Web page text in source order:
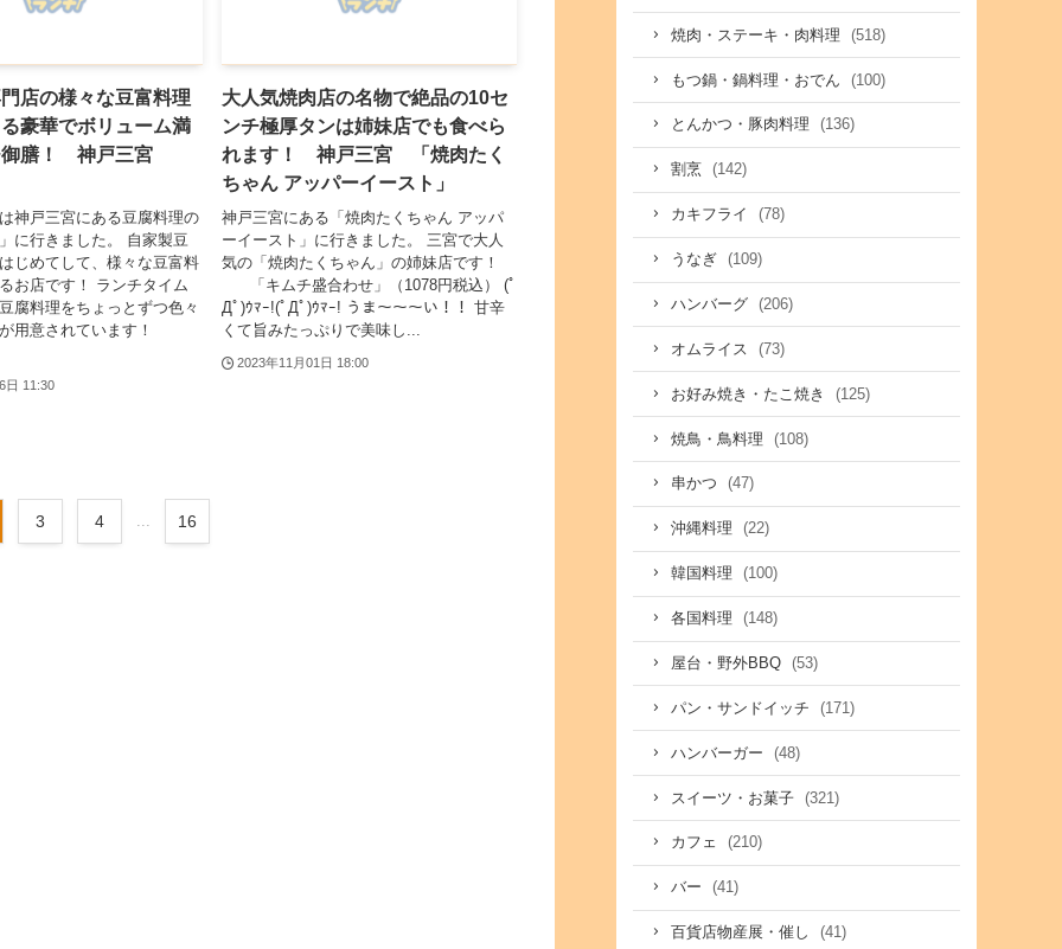
店の様々な豆富料理
豪華でボリューム満
御膳！ 神戸三宮
神戸三宮にある豆腐料理の
に行きました。 自家製豆
じめてして、様々な豆富料
お店です！ ランチタイム
腐料理をちょっとずつ色々
用意されています！
日 11:30
大人気焼肉店の名物で絶品の10セ
ンチ極厚タンは姉妹店でも食べら
れます！ 神戸三宮 「焼肉たく
ちゃん アッパーイースト」
神戸三宮にある「焼肉たくちゃん アッパ
ーイースト」に行きました。 三宮で大人
気の「焼肉たくちゃん」の姉妹店です！
「キムチ盛合わせ」（1078円税込） (ﾟ
Дﾟ)ｳﾏｰ!(ﾟДﾟ)ｳﾏｰ! うま～～～い！！ 甘辛
くて旨みたっぷりで美味し...
2023年11月01日 18:00
3 4 16
焼肉・ステーキ・肉料理 (518)
もつ鍋・鍋料理・おでん (100)
とんかつ・豚肉料理 (136)
割烹 (142)
カキフライ (78)
うなぎ (109)
ハンバーグ (206)
オムライス (73)
お好み焼き・たこ焼き (125)
焼鳥・鳥料理 (108)
串かつ (47)
沖縄料理 (22)
韓国料理 (100)
各国料理 (148)
屋台・野外BBQ (53)
パン・サンドイッチ (171)
ハンバーガー (48)
スイーツ・お菓子 (321)
カフェ (210)
バー (41)
百貨店物産展・催し (41)